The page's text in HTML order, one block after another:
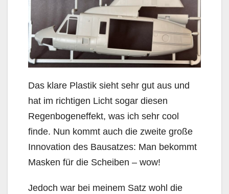
Das klare Plastik sieht sehr gut aus und
hat im richtigen Licht sogar diesen
Regenbogeneffekt, was ich sehr cool
finde. Nun kommt auch die zweite große
Innovation des Bausatzes: Man bekommt
Masken für die Scheiben – wow!
Jedoch war bei meinem Satz wohl die